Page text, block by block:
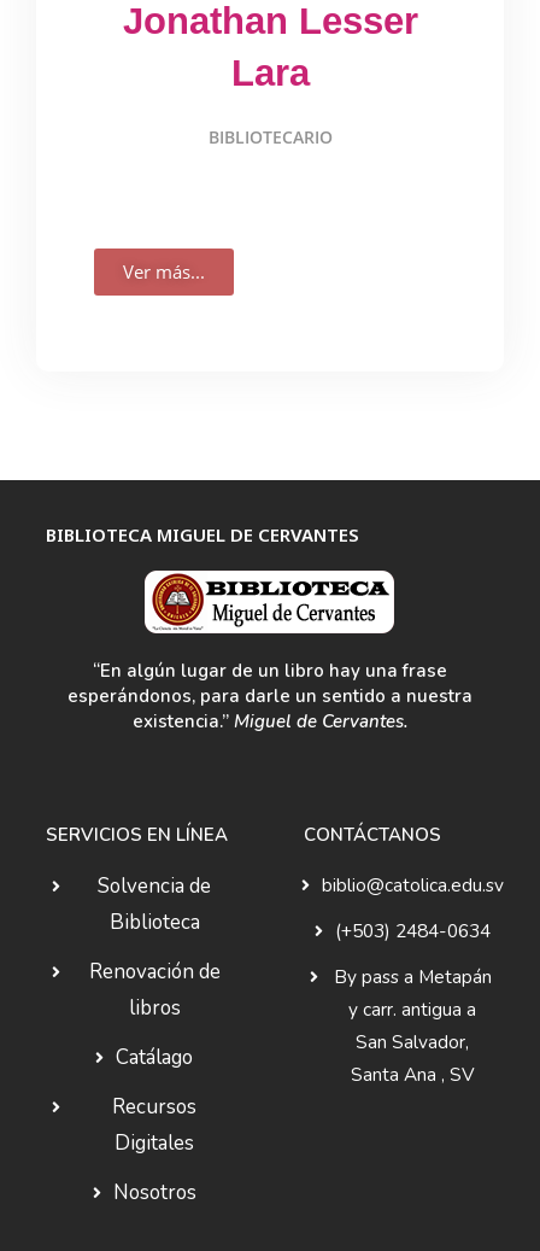
Jonathan Lesser
Lara
BIBLIOTECARIO
Ver más...
BIBLIOTECA MIGUEL DE CERVANTES
“En algún lugar de un libro hay una frase
esperándonos, para darle un sentido a nuestra
existencia.” Miguel de Cervantes.
SERVICIOS EN LÍNEA
Solvencia de
Biblioteca
Renovación de
libros
Catálago
Recursos
Digitales
Nosotros
CONTÁCTANOS
biblio@catolica.edu.sv
(+503) 2484-0634
By pass a Metapán
y carr. antigua a
San Salvador,
Santa Ana , SV